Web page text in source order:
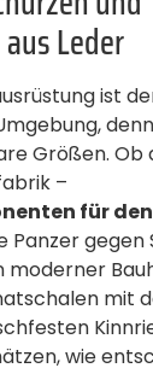
Leder
ist
Größen.
–
für
Panzer gegen
moderner
mit
wie